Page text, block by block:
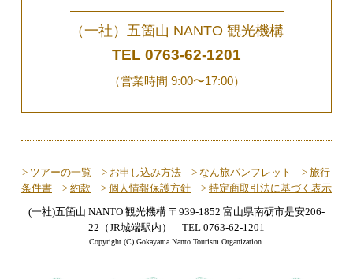
（一社）五箇山 NANTO 観光機構
TEL 0763-62-1201
（営業時間 9:00〜17:00）
> ツアーの一覧 > お申し込み方法 >なん旅パンフレット >旅行
条件書> 約款 > 個人情報保護方針> 特定商取引法に基づく表示
(一社)五箇山 NANTO 観光機構 〒939-1852 富山県南砺市是安206-
22（JR城端駅内） TEL 0763-62-1201
Copyright (C) Gokayama Nanto Tourism Organization.